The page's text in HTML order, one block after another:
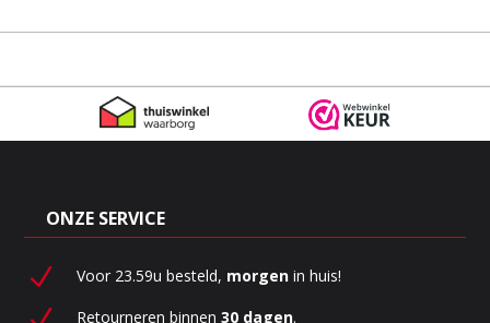
ONZE SERVICE
N Voor 23.59u besteld, morgenin huis!
Retourneren binnen 30 dagen.